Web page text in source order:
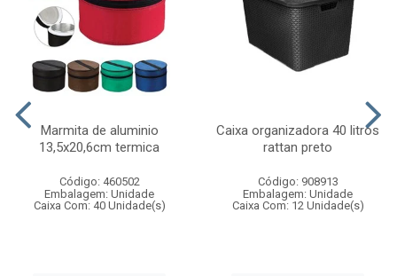
Marmita de aluminio
13,5x20,6cm termica
Código: 460502
Embalagem: Unidade
Caixa Com: 40 Unidade(s)
Caixa organizadora 40 litros
rattan preto
Código: 908913
Embalagem: Unidade
Caixa Com: 12 Unidade(s)